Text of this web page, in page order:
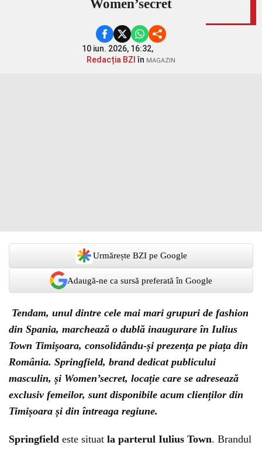
Women’secret
10 iun. 2026, 16:32,
Redacția BZI în MAGAZIN
Urmărește BZI pe Google
Adaugă-ne ca sursă preferată în Google
Tendam, unul dintre cele mai mari grupuri de fashion
din Spania, marchează o dublă inaugurare în Iulius
Town Timișoara, consolidându-și prezența pe piața din
România. Springfield, brand dedicat publicului
masculin, și Women’secret, locație care se adresează
exclusiv femeilor, sunt disponibile acum clienților din
Timișoara și din întreaga regiune.
Springfield este situat la parterul Iulius Town. Brandul